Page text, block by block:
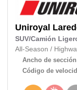
Uniroyal
SUV/Camión
All-Season /
Ancho de
Código de